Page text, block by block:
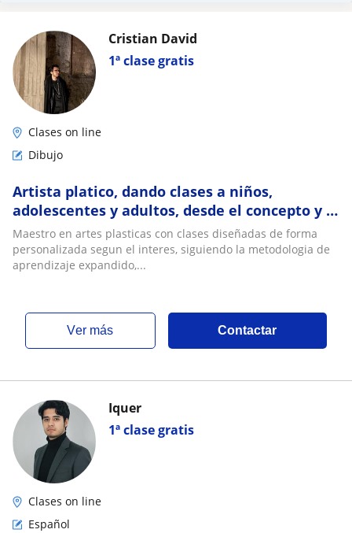
1ª clase gratis
Cristian David
Clases on line
Dibujo
Artista platico, dando clases a niños,
adolescentes y adultos, desde el concepto y la
tecnica
Maestro en artes plasticas con clases diseñadas de forma
personalizada segun el interes, siguiendo la metodologia de
aprendizaje expandido,...
ver más Contactar
1ª clase gratis
Iquer
Clases on line
Español